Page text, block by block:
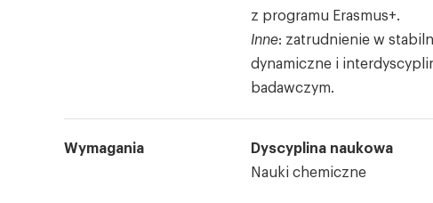
z programu Erasmus+.
Inne: zatrudnienie w
dynamiczne i
badawczym.
Wymagania
Dyscyplina naukowa
Nauki chemiczne